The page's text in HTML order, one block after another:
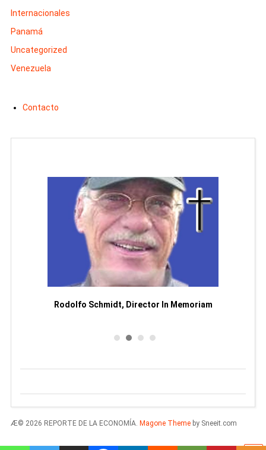
Internacionales
Panamá
Uncategorized
Venezuela
Contacto
Rodolfo Schmidt, Director In Memoriam
Æ© 2026 REPORTE DE LA ECONOMÍA. Magone Themeby Sneeit.com